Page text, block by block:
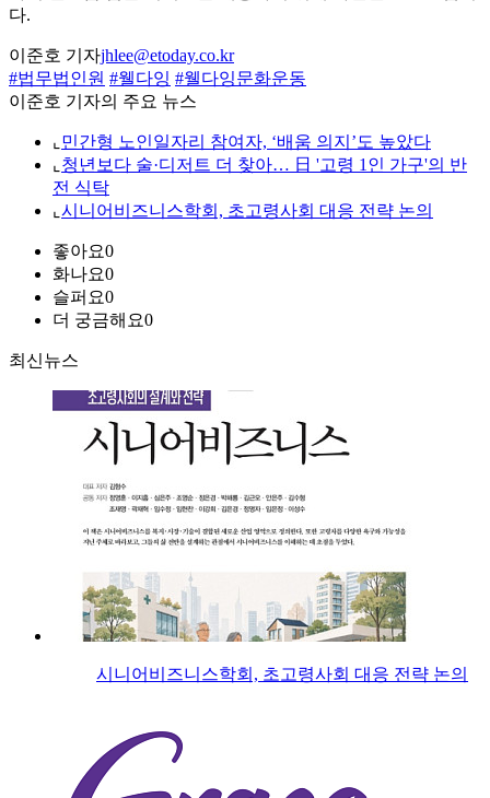
다.
이준호 기자jhlee@etoday.co.kr
#법무법인원 #웰다잉 #웰다잉문화운동
이준호 기자의 주요 뉴스
⌞ 민간형 노인일자리 참여자, ‘배움 의지’도 높았다
⌞ 청년보다 술·디저트 더 찾아… 日 '고령 1인 가구'의 반
전 식탁
⌞ 시니어비즈니스학회, 초고령사회 대응 전략 논의
좋아요0
화나요0
슬퍼요0
더 궁금해요0
최신뉴스
시니어비즈니스학회, 초고령사회 대응 전략 논의